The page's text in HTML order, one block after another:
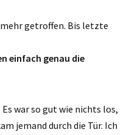
getroffen. Bis letzte
einfach genau die
Es war so gut wie nichts los,
jemand durch die Tür. Ich